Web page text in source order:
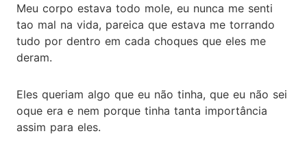
Meu corpo estava todo mole, eu nunca me senti
tao mal na vida, pareica que estava me torrando
tudo por dentro em cada choques que eles me
deram.
Eles queriam algo que eu não tinha, que eu não sei
oque era e nem porque tinha tanta importância
assim para eles.